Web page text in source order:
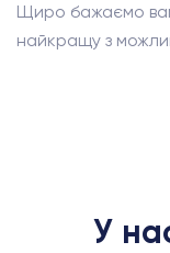
Щиро бажаємо
найкращу з
У